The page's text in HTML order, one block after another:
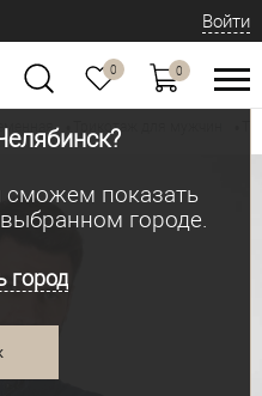
показать
городе.
город
Войти
0 0
Трикотаж для мужчин